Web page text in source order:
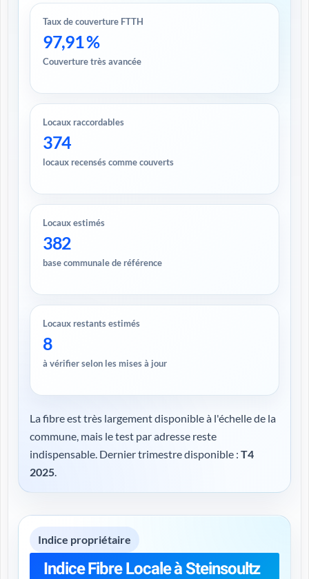
Taux de couverture FTTH
97,91 %
Couverture très avancée
Locaux raccordables
374
locaux recensés comme couverts
Locaux estimés
382
base communale de référence
Locaux restants estimés
8
à vérifier selon les mises à jour
La fibre est très largement disponible à l'échelle de la
commune, mais le test par adresse reste
indispensable. Dernier trimestre disponible : T4
2025.
Indice propriétaire
Indice Fibre Locale à Steinsoultz